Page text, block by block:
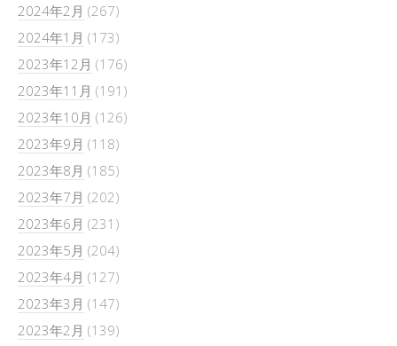
2024年2月 (267)
2024年1月 (173)
2023年12月 (176)
2023年11月 (191)
2023年10月 (126)
2023年9月 (118)
2023年8月 (185)
2023年7月 (202)
2023年6月 (231)
2023年5月 (204)
2023年4月 (127)
2023年3月 (147)
2023年2月 (139)